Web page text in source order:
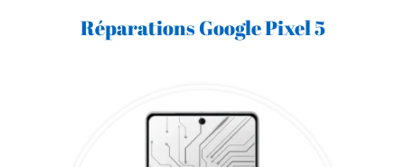
Réparations Google Pixel 5